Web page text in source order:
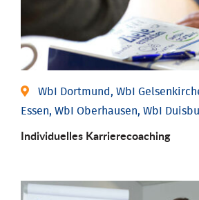
WbI Dortmund, WbI
Essen, WbI Oberhausen, WbI
Individu­elles Karrierecoaching